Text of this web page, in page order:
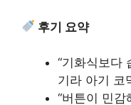
후기 요약
“기화식보다
기라 아기 코
“버튼이 민